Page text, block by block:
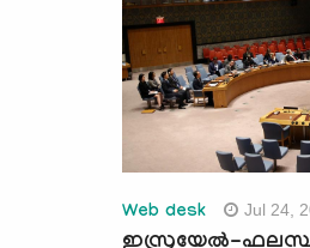
Web desk Jul 24,